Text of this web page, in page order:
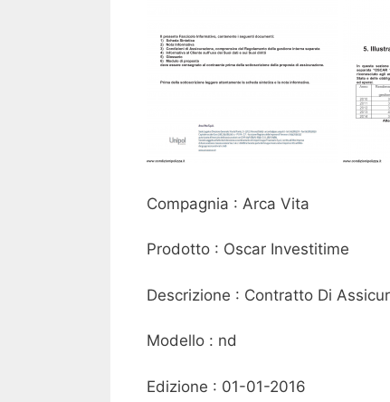
Compagnia : Arca Vita
Prodotto : Oscar Investitime
Descrizione : Contratto Di
Modello : nd
Edizione : 01-01-2016